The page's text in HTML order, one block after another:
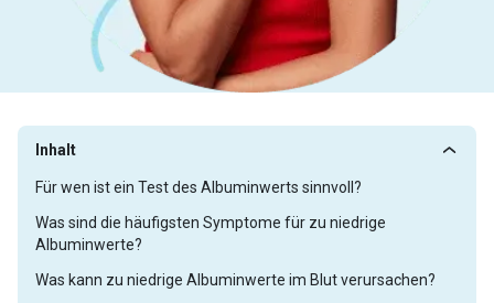
Inhalt
Für wen ist ein Test des Albuminwerts sinnvoll?
Was sind die häufigsten Symptome für zu niedrige
Albuminwerte?
Was kann zu niedrige Albuminwerte im Blut verursachen?